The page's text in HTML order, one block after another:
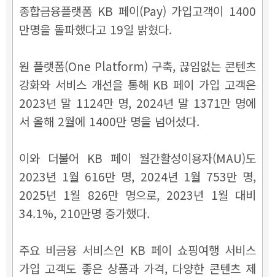
종합금융플랫폼 KB 페이(Pay) 가입고객이 1400
만명을 돌파했다고 19일 밝혔다.
원 플랫폼(One Platform) 구축, 끊임없는 콘텐츠
강화와 서비스 개선을 통해 KB 페이 가입 고객은
2023년 말 1124만 명, 2024년 말 1371만 명에
서 올해 2월에 1400만 명을 넘어섰다.
이와 더불어 KB 페이 월간활성이용자(MAU)도
2023년 1월 616만 명, 2024년 1월 753만 명,
2025년 1월 826만 명으로, 2023년 1월 대비
34.1%, 210만명 증가했다.
주요 비금융 서비스인 KB 페이 쇼핑여행 서비스
가입 고객도 좋은 상품과 가격, 다양한 콘텐츠 제